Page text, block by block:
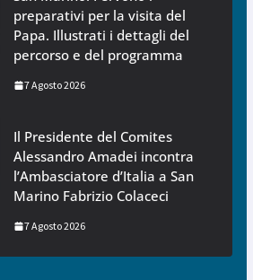
preparativi per la visita del
Papa. Illustrati i dettagli del
percorso e del programma
7 Agosto 2026
Il Presidente del Comites
Alessandro Amadei incontra
l’Ambasciatore d’Italia a San
Marino Fabrizio Colaceci
7 Agosto 2026